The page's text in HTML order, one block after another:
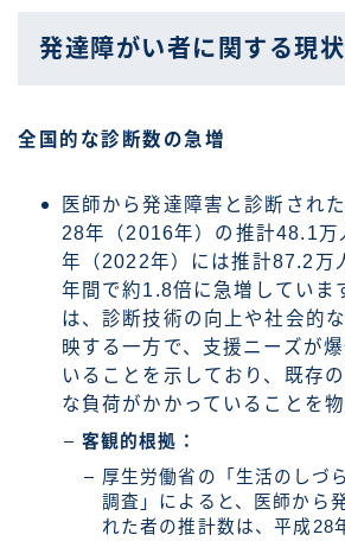
発達障がい者に関する現
全国的な診断数の急増
医師から発達障害と診断され
28年（2016年）の推計48.1万
年（2022年）には推計87.2万
年間で約1.8倍に急増していま
は、診断技術の向上や社会的
映する一方で、支援ニーズが
いることを示しており、既存
な負荷がかかっていることを物
客観的根拠：
厚生労働省の「生活のしづ
調査」によると、医師から
れた者の推計数は、平成28